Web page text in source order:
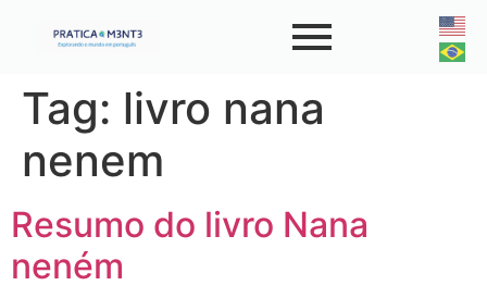
Tag: livro nana
nenem
Resumo do livro Nana
neném